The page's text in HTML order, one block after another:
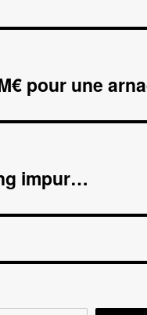
pour une
impur…